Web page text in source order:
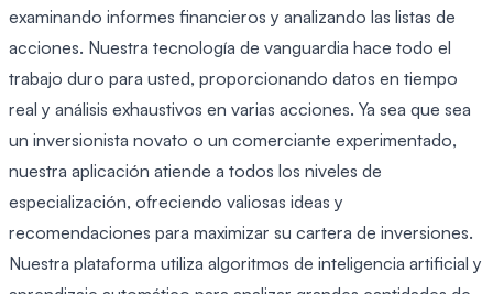
examinando informes financieros y analizando las listas de
acciones. Nuestra tecnología de vanguardia hace todo el
trabajo duro para usted, proporcionando datos en tiempo
real y análisis exhaustivos en varias acciones. Ya sea que sea
un inversionista novato o un comerciante experimentado,
nuestra aplicación atiende a todos los niveles de
especialización, ofreciendo valiosas ideas y
recomendaciones para maximizar su cartera de inversiones.
Nuestra plataforma utiliza algoritmos de inteligencia artificial y